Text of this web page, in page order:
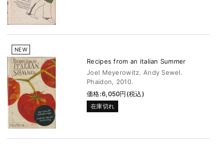
NEW
Recipes from an italian Summer
Joel Meyerowitz. Andy Sewel.
Phaidon, 2010.
価格:6,050円(税込)
在庫切れ